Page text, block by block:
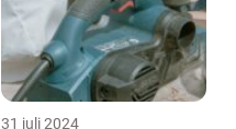
31 juli 2024